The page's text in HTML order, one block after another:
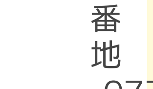
番
地